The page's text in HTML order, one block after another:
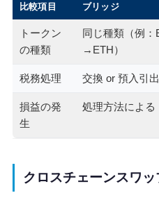
比較項目 ブリッジ
トークン
の種類
同じ種類（例：
→ETH）
税務処理 交換 or 預入引出
損益の発
生
処理方法による
クロスチェーンスワ